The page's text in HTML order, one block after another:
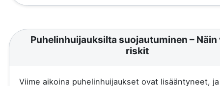
Puhelinhuijauksilta suojautuminen – Näin
riskit
Viime aikoina puhelinhuijaukset ovat lisääntyneet,